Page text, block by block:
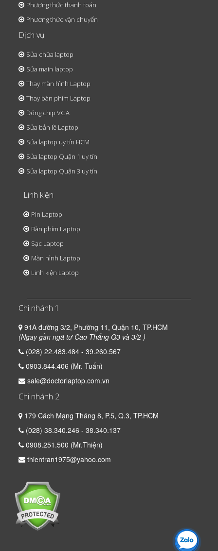
Phương thức thanh toán
Phương thức vận chuyển
Dịch vụ
Sửa chữa laptop
Sửa main laptop
Thay màn hình Laptop
Thay bàn phím Laptop
Đóng chip VGA
Sửa bản lề Laptop
Sửa laptop uy tín HCM
Sửa laptop Quận 1 uy tín
Sửa laptop Quận 3 uy tín
Linh kiện
Pin Laptop
Bàn phím Laptop
Sạc Laptop
Màn hình Laptop
Linh kiện Laptop
Chi nhánh 1
91A đường 3/2, Phường 11, Quận 10, TP.HCM
(Ngay gần ngã tư Cao Thắng Q3 và 3/2 )
(028) 22.483.484 - 39.260.567
0903.844.406 (Mr. Tuấn)
sale@doctorlaptop.com.vn
Chi nhánh 2
179 Cách Mạng Tháng 8, P.5, Q.3, TP.HCM
(028) 38.340.246 - 38.340.137
0908.251.500 (Mr.Thiện)
thientran1975@yahoo.com